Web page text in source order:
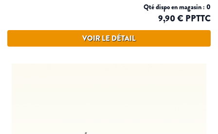
Qté dispo en magasin : 0
9,90 € PPTTC
VOIR LE DÉTAIL